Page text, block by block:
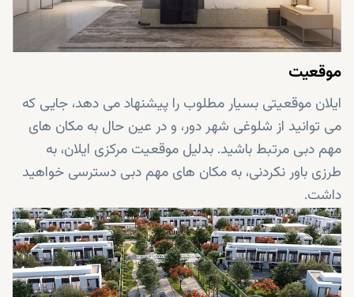
موقعیت
ایلان موقعیتی بسیار مطلوب را پیشنهاد می دهد، جایی که
می توانید از شلوغی شهر دور، و در عین حال به مکان های
مهم دبی مرتبط باشید. بدلیل موقعیت مرکزی ایلان، به
طرزی باور نکردنی، به مکان های مهم دبی دسترسی خواهید
داشت.